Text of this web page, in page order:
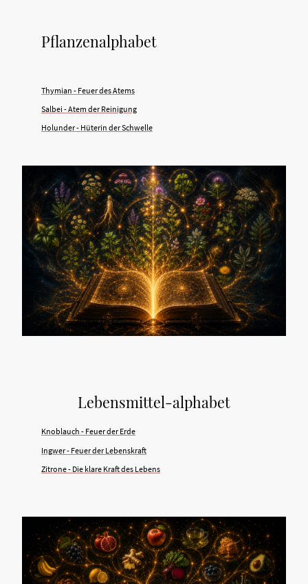
Pflanzenalphabet
Thymian - Feuer des Atems
Salbei - Atem der Reinigung
Holunder - Hüterin der Schwelle
Lebensmittel-alphabet
Knoblauch - Feuer der Erde
Ingwer - Feuer der Lebenskraft
Zitrone - Die klare Kraft des Lebens